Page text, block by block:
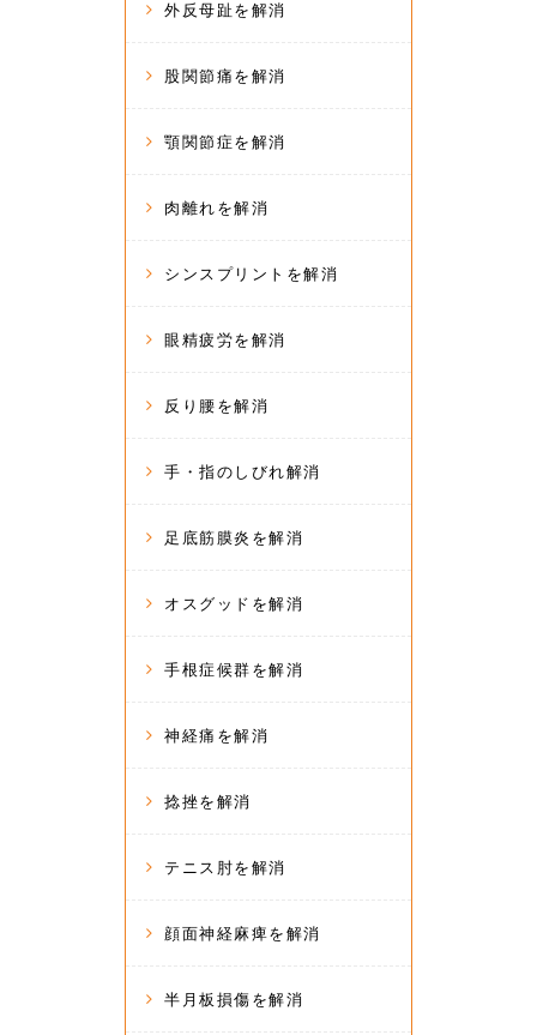
外反母趾を解消
股関節痛を解消
顎関節症を解消
肉離れを解消
シンスプリントを解消
眼精疲労を解消
反り腰を解消
手・指のしびれ解消
足底筋膜炎を解消
オスグッドを解消
手根症候群を解消
神経痛を解消
捻挫を解消
テニス肘を解消
顔面神経麻痺を解消
半月板損傷を解消